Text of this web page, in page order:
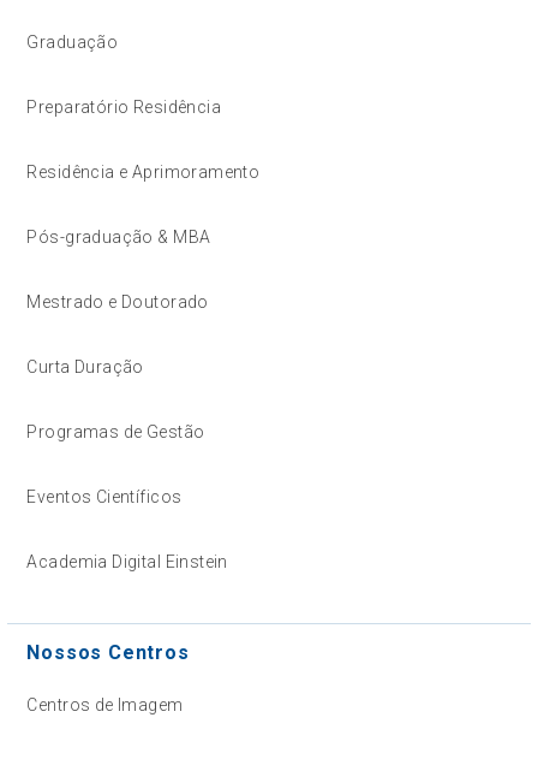
Graduação
Preparatório Residência
Residência e Aprimoramento
Pós-graduação & MBA
Mestrado e Doutorado
Curta Duração
Programas de Gestão
Eventos Científicos
Academia Digital Einstein
Nossos Centros
Centros de Imagem